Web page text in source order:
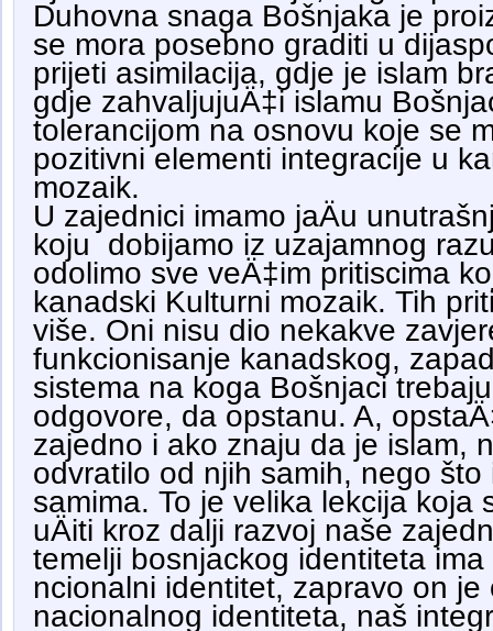
Duhovna snaga Bošnjaka je
se mora posebno graditi u
prijeti asimilacija, gdje je islam
gdje zahvaljujuÄ‡i islamu
tolerancijom na osnovu koje se
pozitivni elementi integracije u
mozaik.
U zajednici imamo jaÄu
koju dobijamo iz uzajamnog
odolimo sve veÄ‡im pritiscima
kanadski Kulturni mozaik. Tih
više. Oni nisu dio nekakve
funkcionisanje kanadskog,
sistema na koga Bošnjaci
odgovore, da opstanu. A,
zajedno i ako znaju da je islam,
odvratilo od njih samih, nego što
samima. To je velika lekcija koja
uÄiti kroz dalji razvoj naše
temelji bosnjackog identiteta
ncionalni identitet, zapravo on
nacionalnog identiteta, naš